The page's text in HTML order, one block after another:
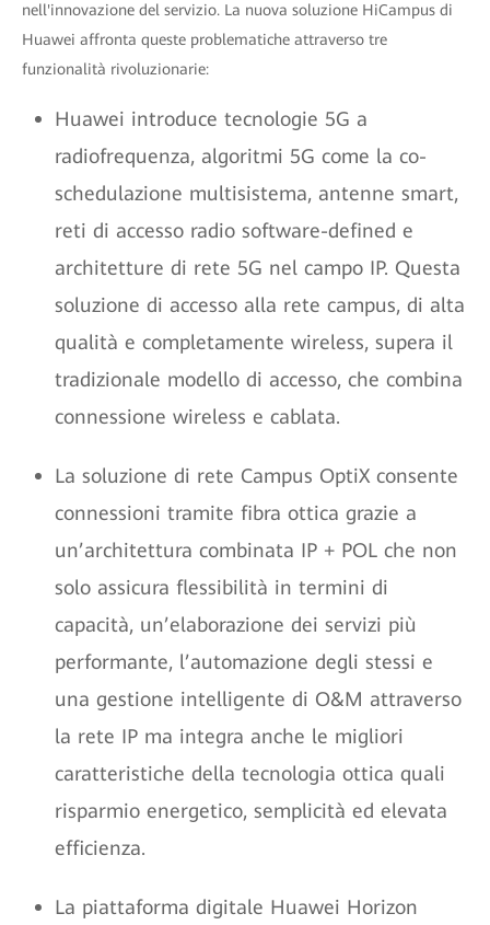
nell'innovazione del servizio. La nuova soluzione HiCampus di
Huawei affronta queste problematiche attraverso tre
funzionalità rivoluzionarie:
Huawei introduce tecnologie 5G a
radiofrequenza, algoritmi 5G come la co-
schedulazione multisistema, antenne smart,
reti di accesso radio software-defined e
architetture di rete 5G nel campo IP. Questa
soluzione di accesso alla rete campus, di alta
qualità e completamente wireless, supera il
tradizionale modello di accesso, che combina
connessione wireless e cablata.
La soluzione di rete Campus OptiX consente
connessioni tramite fibra ottica grazie a
un’architettura combinata IP + POL che non
solo assicura flessibilità in termini di
capacità, un’elaborazione dei servizi più
performante, l’automazione degli stessi e
una gestione intelligente di O&M attraverso
la rete IP ma integra anche le migliori
caratteristiche della tecnologia ottica quali
risparmio energetico, semplicità ed elevata
efficienza.
La piattaforma digitale Huawei Horizon